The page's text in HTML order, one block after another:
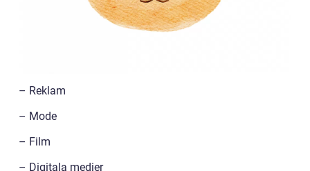
– Reklam
– Mode
– Film
– Digitala medier